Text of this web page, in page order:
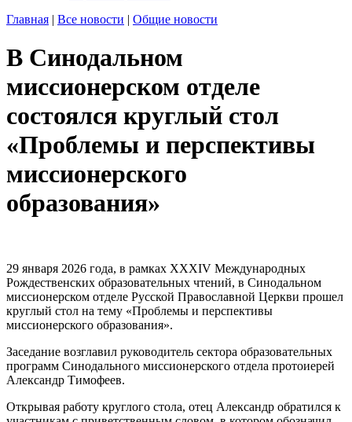
Главная | Все новости | Общие новости
В Синодальном
миссионерском отделе
состоялся круглый стол
«Проблемы и перспективы
миссионерского
образования»
29 января 2026 года, в рамках XXXIV Международных
Рождественских образовательных чтений, в Синодальном
миссионерском отделе Русской Православной Церкви прошел
круглый стол на тему «Проблемы и перспективы
миссионерского образования».
Заседание возглавил руководитель сектора образовательных
программ Синодального миссионерского отдела протоиерей
Александр Тимофеев.
Открывая работу круглого стола, отец Александр обратился к